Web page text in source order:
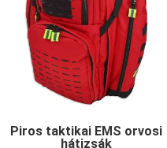
Piros taktikai EMS orvosi
hátizsák